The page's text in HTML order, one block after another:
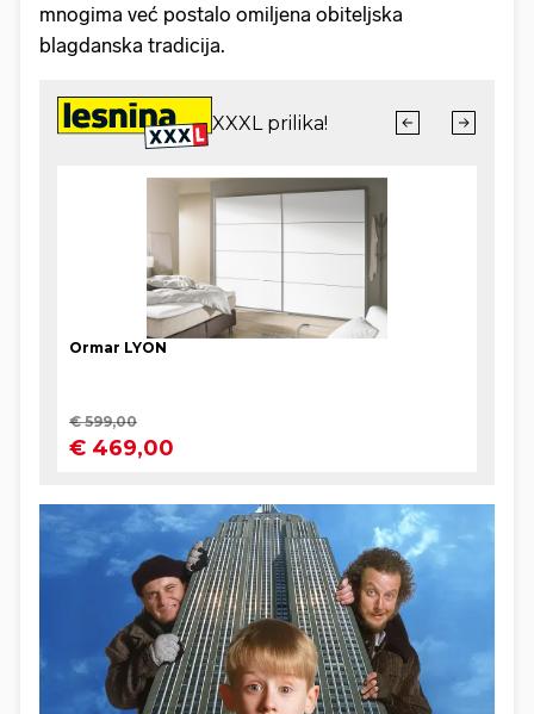
mnogima već postalo omiljena obiteljska
blagdanska tradicija.